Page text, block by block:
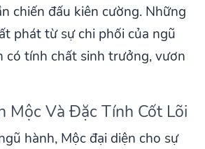
chiến đấu kiên cường. Những
phát từ sự chi phối của ngũ
có tính chất sinh trưởng, vươn
Mộc Và Đặc Tính Cốt Lõi
hành, Mộc đại diện cho sự